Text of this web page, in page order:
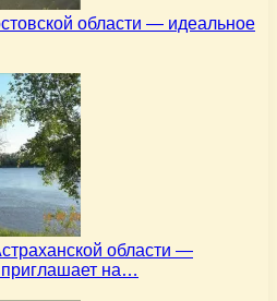
области — идеальное
области —
на…